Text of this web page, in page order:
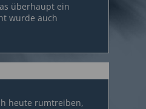
überhaupt ein
wurde auch
heute rumtreiben,